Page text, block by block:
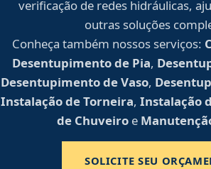
verificação de redes hidráulicas,
outras soluções
Conheça também nossos serviços:
Desentupimento de Pia,
Desentupimento de Vaso,
Instalação de Torneira, Instalação
de Chuveiro e
SOLICITE SEU